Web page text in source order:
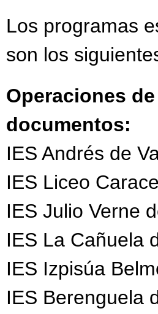
Los programas
son los
Operaciones
documentos:
IES Andrés de
IES Liceo
IES Julio Verne
IES La Cañuela
IES Izpisúa
IES Berenguela